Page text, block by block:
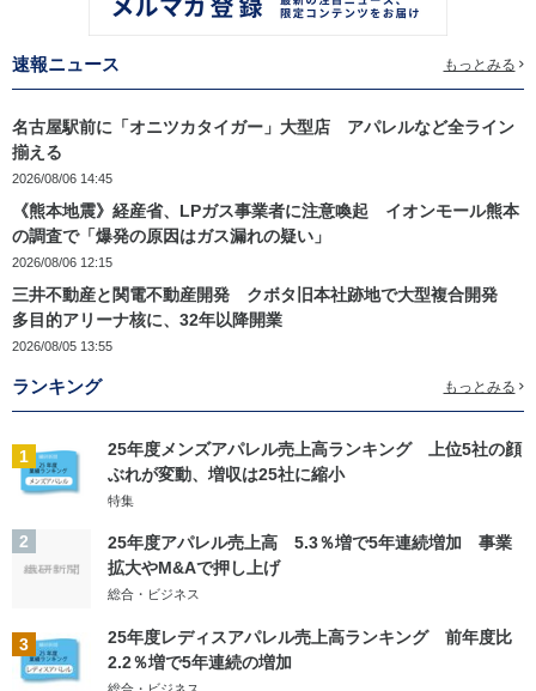
速報ニュース もっとみる
名古屋駅前に「オニツカタイガー」大型店 アパレルなど全ライン
揃える
2026/08/06 14:45
《熊本地震》経産省、LPガス事業者に注意喚起 イオンモール熊本
の調査で「爆発の原因はガス漏れの疑い」
2026/08/06 12:15
三井不動産と関電不動産開発 クボタ旧本社跡地で大型複合開発
多目的アリーナ核に、32年以降開業
2026/08/05 13:55
ランキング もっとみる
1
25年度メンズアパレル売上高ランキング 上位5社の顔
ぶれが変動、増収は25社に縮小
特集
2
25年度アパレル売上高 5.3％増で5年連続増加 事業
拡大やM&Aで押し上げ
総合・ビジネス
3
25年度レディスアパレル売上高ランキング 前年度比
2.2％増で5年連続の増加